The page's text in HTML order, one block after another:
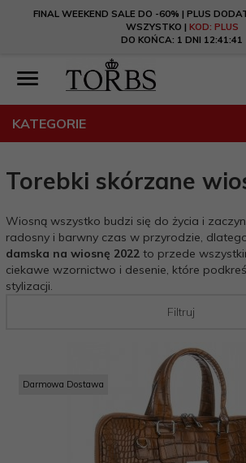
FINAL WEEKEND SALE DO -60% | PLUS
WSZYSTKO | KOD: PLUS
DO KOŃCA: 1 DNI 12:41:40
KATEGORIE
Torebki skórzane
Wiosną wszystko budzi się do życia i
radosny i barwny czas w przyrodzie,
damska na wiosnę 2022 to przede
ciekawe wzornictwo i desenie, które
stylizacji.
Filtruj
XL XXL
Darmowa Dostawa